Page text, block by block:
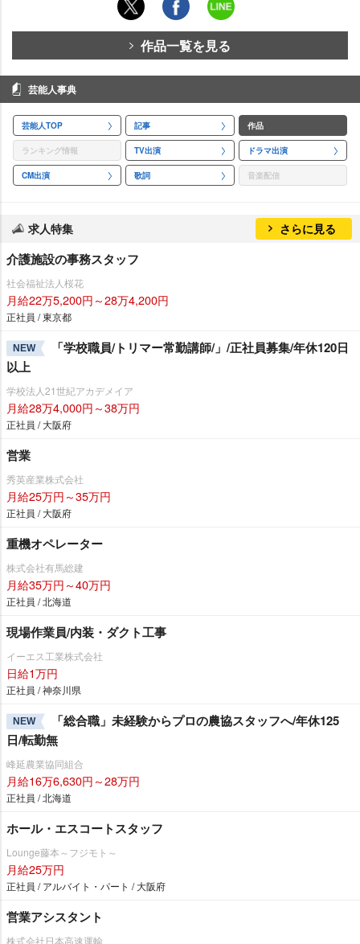
作品一覧を見る
芸能人事典
芸能人TOP 記事 作品
ランキング情報 TV出演 ドラマ出演
CM出演 歌詞 音楽配信
求人特集 さらに見る
介護施設の事務スタッフ
社会福祉法人桜花
月給22万5,200円～28万4,200円
正社員 / 東京都
NEW
「学校職員/トリマー常勤講師/」/正社員募集/年休120日
以上
学校法人21世紀アカデメイア
月給28万4,000円～38万円
正社員 / 大阪府
営業
秀英産業株式会社
月給25万円～35万円
正社員 / 大阪府
重機オペレーター
株式会社有馬総建
月給35万円～40万円
正社員 / 北海道
現場作業員/内装・ダクト工事
イーエス工業株式会社
日給1万円
正社員 / 神奈川県
NEW
「総合職」未経験からプロの農協スタッフへ/年休125
日/転勤無
峰延農業協同組合
月給16万6,630円～28万円
正社員 / 北海道
ホール・エスコートスタッフ
Lounge藤本～フジモト～
月給25万円
正社員 / アルバイト・パート / 大阪府
営業アシスタント
株式会社日本高速運輸